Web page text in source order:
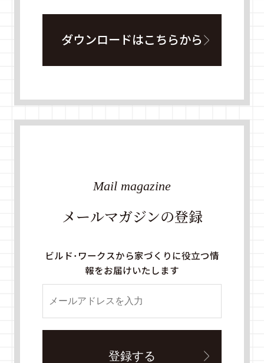
ダウンロードはこちらから
メールマガジンの登録
Mail magazine
ビルド・ワークスから家づくりに役立つ情
報をお届けいたします